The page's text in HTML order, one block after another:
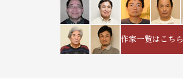
作家一覧はこちら